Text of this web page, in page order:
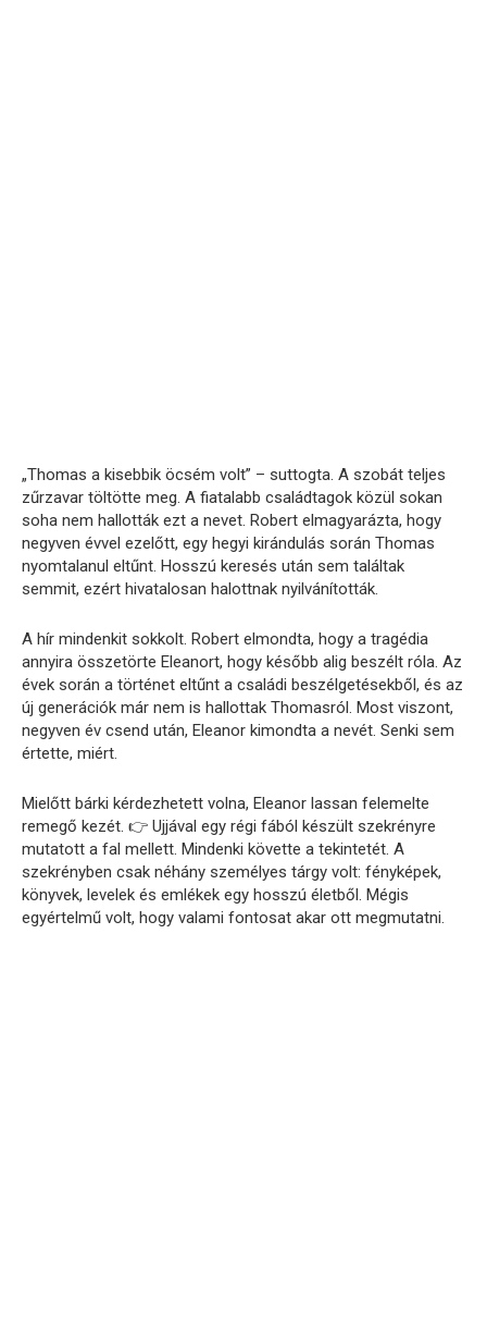
„Thomas a kisebbik öcsém volt” – suttogta. A szobát teljes
zűrzavar töltötte meg. A fiatalabb családtagok közül sokan
soha nem hallották ezt a nevet. Robert elmagyarázta, hogy
negyven évvel ezelőtt, egy hegyi kirándulás során Thomas
nyomtalanul eltűnt. Hosszú keresés után sem találtak
semmit, ezért hivatalosan halottnak nyilvánították.
A hír mindenkit sokkolt. Robert elmondta, hogy a tragédia
annyira összetörte Eleanort, hogy később alig beszélt róla. Az
évek során a történet eltűnt a családi beszélgetésekből, és az
új generációk már nem is hallottak Thomasról. Most viszont,
negyven év csend után, Eleanor kimondta a nevét. Senki sem
értette, miért.
Mielőtt bárki kérdezhetett volna, Eleanor lassan felemelte
remegő kezét. 👉 Ujjával egy régi fából készült szekrényre
mutatott a fal mellett. Mindenki követte a tekintetét. A
szekrényben csak néhány személyes tárgy volt: fényképek,
könyvek, levelek és emlékek egy hosszú életből. Mégis
egyértelmű volt, hogy valami fontosat akar ott megmutatni.